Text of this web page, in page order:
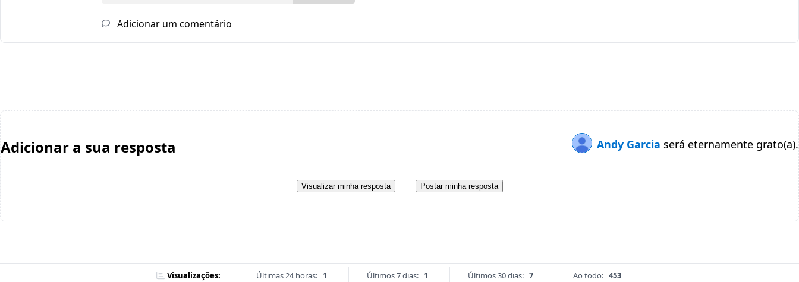
Adicionar um comentário
Adicionar a sua resposta Andy Garcia será eternamente grato(a).
Visualizar minha resposta Postar minha resposta
Visualizações: Últimas 24 horas: 1 Últimos 7 dias: 1 Últimos 30 dias: 7 Ao todo: 453